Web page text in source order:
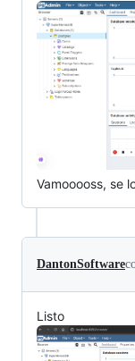
Vamooooss, se
DantonSoftware
Listo